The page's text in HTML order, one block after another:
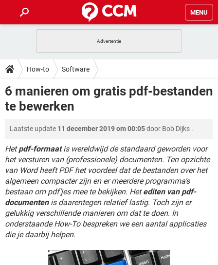
MENU
INSTAGRAM
NETFLIX CORONAVIRUS
GRATIS
HOW-TO
VIDEOBELLEN
INSTAGRAM WINDOWS 10
GRATIS SNAPCHAT
TIKTOK
DOWNLOADS
VIDEOBELLEN
GRATIS SNAPCHAT
TIKTOK
FORUM
VIDEOBELLEN GAMES
INSTAGRAM WINDOWS 10
NETFLIX CORONAVIRUS
GRATIS SNAPCHAT
TIKTOK
VIDEOBELLEN GAMES
INSTAGRAM WINDOWS 10
NETFLIX CORONAVIRUS
GRATIS SNAPCHAT
TIKTOK
How-to Software
6 manieren om gratis pdf-bestanden
te bewerken
Laatste update 11 december 2019 om 00:05door Bob Dijks .
Hetpdf-formaatis wereldwijd de standaard geworden voor
het versturen van (professionele) documenten. Ten opzichte
van Word heeft PDF het voordeel dat de bestanden over het
algemeen compacter zijn en er meerdere programma’s
bestaan om pdf’jes mee te bekijken. Hetediten van pdf-
documentenis daarentegen relatief lastig. Toch zijn er
gelukkig verschillende manieren om dat te doen. In
onderstaande How-To bespreken we een aantal applicaties
die je daarbij helpen.